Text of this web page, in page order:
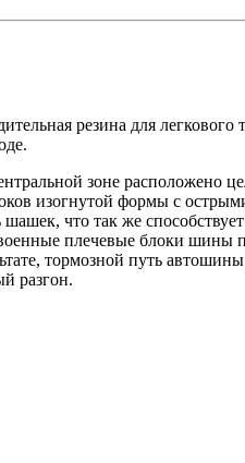
резина для
зоне расположено
изогнутой формы с
что так же
плечевые блоки
тормозной путь
разгон.